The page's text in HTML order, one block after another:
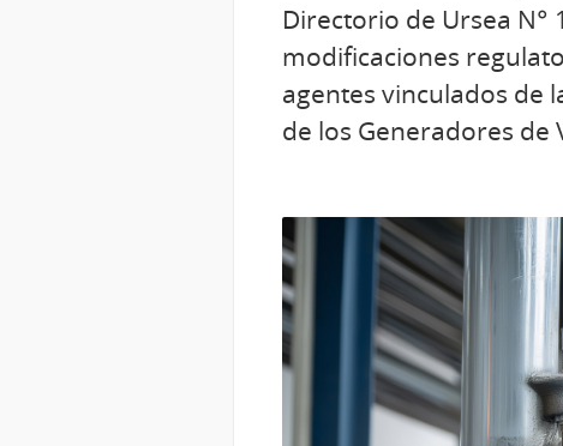
Directorio de Ursea N°
modificaciones
agentes vinculados de
de los Generadores de